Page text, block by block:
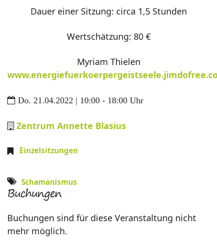
Dauer einer Sitzung: circa 1,5 Stunden
Wertschätzung: 80 €
Myriam Thielen
Do. 21.04.2022 | 10:00 - 18:00 Uhr
Zentrum Annette Blasius
Einzelsitzungen
Schamanismus
Buchungen
Buchungen sind für diese Veranstaltung nicht
mehr möglich.